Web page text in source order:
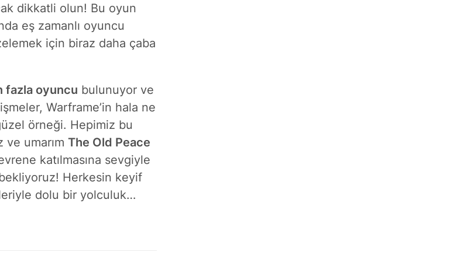
dikkatli olun! Bu oyun
eş zamanlı oyuncu
için biraz daha çaba
fazla oyuncu bulunuyor ve
Warframe’in hala ne
örneği. Hepimiz bu
ve umarım The Old Peace
katılmasına sevgiyle
Herkesin keyif
dolu bir yolculuk…